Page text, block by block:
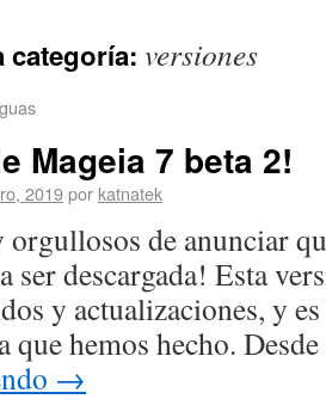
categoría: versiones
Mageia 7 beta 2!
2019por katnatek
de anunciar
ser descargada! Esta
y actualizaciones, y
que hemos hecho.
→